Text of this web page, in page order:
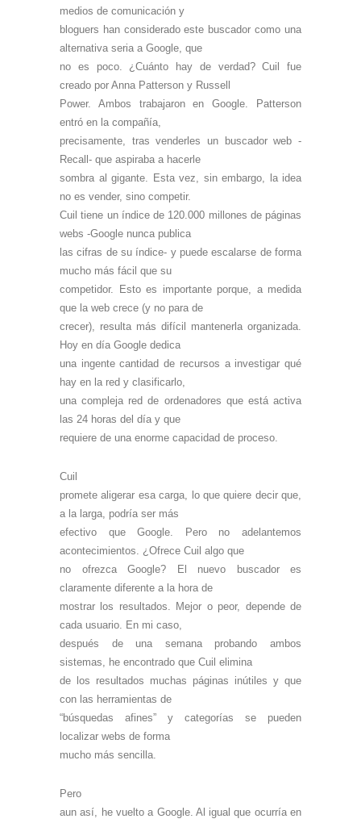
medios de comunicación y
bloguers han considerado este buscador como una
alternativa seria a Google, que
no es poco. ¿Cuánto hay de verdad? Cuil fue
creado por Anna Patterson y Russell
Power. Ambos trabajaron en Google. Patterson
entró en la compañía,
precisamente, tras venderles un buscador web -
Recall- que aspiraba a hacerle
sombra al gigante. Esta vez, sin embargo, la idea
no es vender, sino competir.
Cuil tiene un índice de 120.000 millones de páginas
webs -Google nunca publica
las cifras de su índice- y puede escalarse de forma
mucho más fácil que su
competidor. Esto es importante porque, a medida
que la web crece (y no para de
crecer), resulta más difícil mantenerla organizada.
Hoy en día Google dedica
una ingente cantidad de recursos a investigar qué
hay en la red y clasificarlo,
una compleja red de ordenadores que está activa
las 24 horas del día y que
requiere de una enorme capacidad de proceso.
Cuil
promete aligerar esa carga, lo que quiere decir que,
a la larga, podría ser más
efectivo que Google. Pero no adelantemos
acontecimientos. ¿Ofrece Cuil algo que
no ofrezca Google? El nuevo buscador es
claramente diferente a la hora de
mostrar los resultados. Mejor o peor, depende de
cada usuario. En mi caso,
después de una semana probando ambos
sistemas, he encontrado que Cuil elimina
de los resultados muchas páginas inútiles y que
con las herramientas de
“búsquedas afines” y categorías se pueden
localizar webs de forma
mucho más sencilla.
Pero
aun así, he vuelto a Google. Al igual que ocurría en